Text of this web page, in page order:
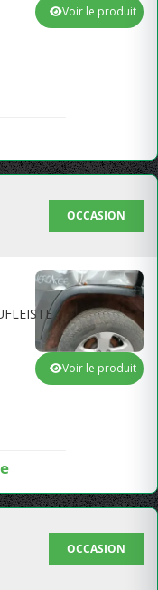
Voir le produit
OCCASION
Voir le produit
OCCASION